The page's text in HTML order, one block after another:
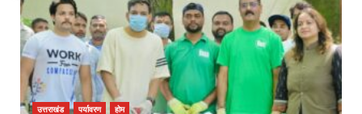
उत्तराखंड पर्यावरण होम